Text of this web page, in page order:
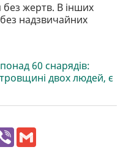
жертв. В інших
надзвичайних
60 снарядів:
двох людей, є
V